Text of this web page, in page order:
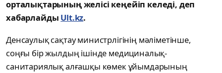
орталықтарының желісі кеңейіп келеді, деп
хабарлайды Ult.kz.
Денсаулық сақтау министрлігінің мәліметінше,
соңғы бір жылдың ішінде медициналық-
санитариялық алғашқы көмек ұйымдарының